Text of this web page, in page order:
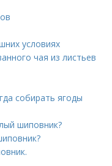
условиях
чая из листьев
собирать ягоды
шиповник?